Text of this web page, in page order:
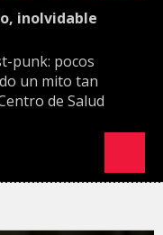
inolvidable
punk: pocos
un mito tan
de Salud